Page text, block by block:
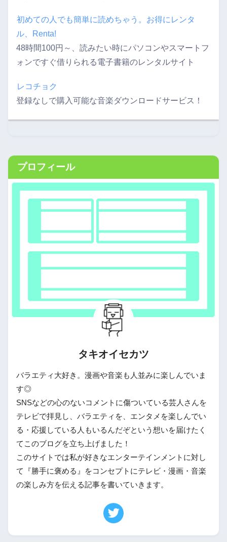
初めての人でも簡単に読めちゃう。お得にレンタ
ル、Renta!
48時間100円～、読みたい時にパソコンやスマートフ
ォンですぐ借りられる電子書籍のレンタルサイト
レコチョク
登録なしで購入可能な音楽ダウンロードサービス！
プロフィール
タキオイセカツ
バラエティ大好き。漫画や音楽も人並みに楽しんでいま
す◎
SNSなどの心のないコメントに傷ついている芸人さんを
テレビで拝見し、バラエティを、エンタメを楽しんでい
る・応援している人もいるんだぞという想いを届けたく
てこのブログを立ち上げました！
このサイトでは私が好きなエンターテインメントに対し
て『勝手に褒める』をコンセプトにテレビ・漫画・音楽
の楽しみ方を伝える記事を書いていきます。